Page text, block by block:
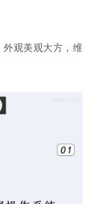
观美观大方，维